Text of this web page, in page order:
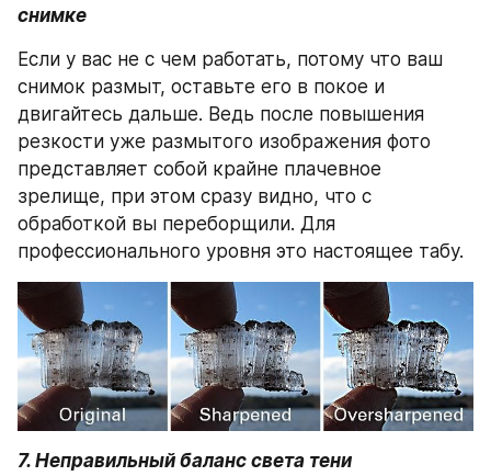
снимке
Если у вас не с чем работать, потому что ваш
снимок размыт, оставьте его в покое и
двигайтесь дальше. Ведь после повышения
резкости уже размытого изображения фото
представляет собой крайне плачевное
зрелище, при этом сразу видно, что с
обработкой вы переборщили. Для
профессионального уровня это настоящее табу.
7. Неправильный баланс света тени